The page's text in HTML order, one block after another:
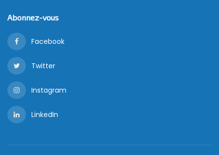
Abonnez-vous
Facebook
Twitter
Instagram
LinkedIn